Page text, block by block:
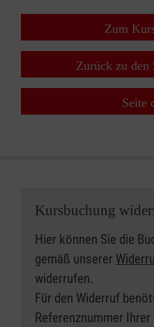
Zum
Zurück zu den
Seite
Kursbuchung
Hier können Sie die
gemäß unserer
widerrufen.
Für den Widerruf
Referenznummer Ihrer